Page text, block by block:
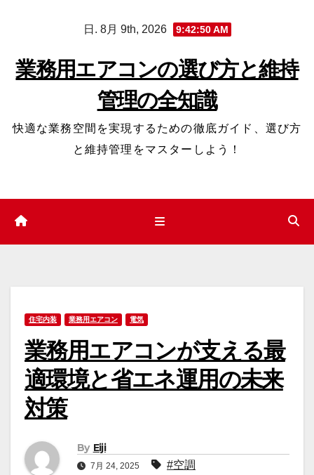
プ
日. 8月 9th, 2026 9:42:51 AM
業務用エアコンの選び方と維持
管理の全知識
快適な業務空間を実現するための徹底ガイド、選び方
と維持管理をマスターしよう！
住宅内装 業務用エアコン 電気
業務用エアコンが支える最
適環境と省エネ運用の未来
対策
By Eiji
7月 24, 2025 #空調